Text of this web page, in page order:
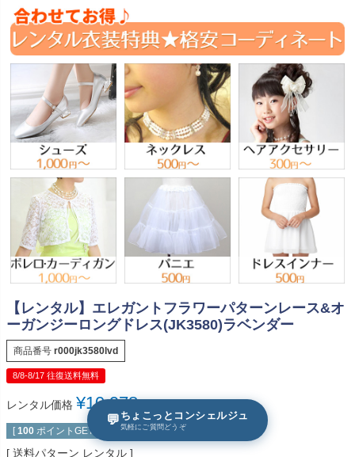
【レンタル】エレガントフラワーパターンレース&オ
ーガンジーロングドレス(JK3580)ラベンダー
商品番号 r000jk3580lvd
8/8-8/17 往復送料無料
レンタル価格 ¥10,978
[ 100 ポイントGET！]
送料パターン レンタル
💬 ちょこっとコンシェルジュ
気軽にご質問どうぞ